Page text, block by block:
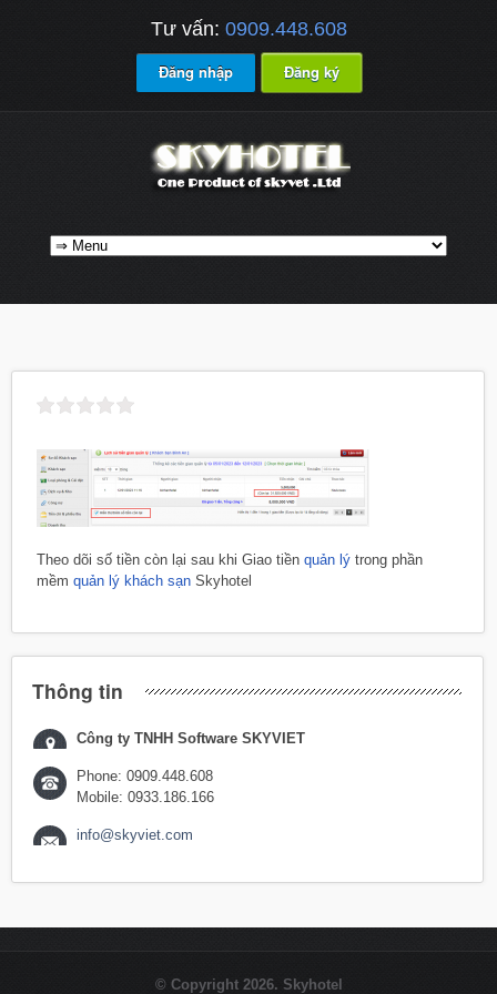
Tư vấn: 0909.448.608
Đăng nhập Đăng ký
Theo dõi số tiền còn lại sau khi Giao tiền quản lýtrong phần
mềm quản lý khách sạnSkyhotel
Thông tin
Công ty TNHH Software SKYVIET
Phone: 0909.448.608
Mobile: 0933.186.166
info@skyviet.com
© Copyright 2026. Skyhotel